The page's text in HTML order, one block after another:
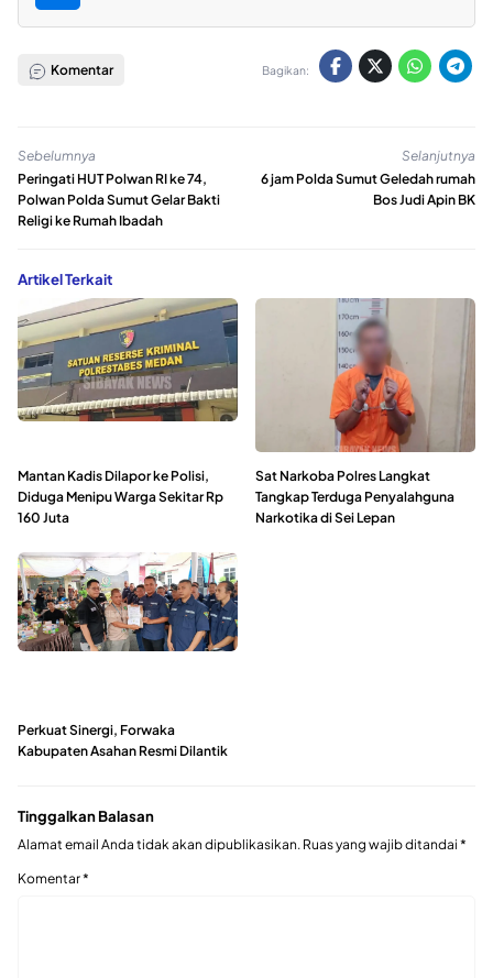
Komentar Bagikan:
Sebelumnya
Peringati HUT Polwan RI ke 74,
Polwan Polda Sumut Gelar Bakti
Religi ke Rumah Ibadah
Selanjutnya
6 jam Polda Sumut Geledah rumah
Bos Judi Apin BK
Artikel Terkait
Mantan Kadis Dilapor ke Polisi,
Diduga Menipu Warga Sekitar Rp
160 Juta
Sat Narkoba Polres Langkat
Tangkap Terduga Penyalahguna
Narkotika di Sei Lepan
Perkuat Sinergi, Forwaka
Kabupaten Asahan Resmi Dilantik
Tinggalkan Balasan
Alamat email Anda tidak akan dipublikasikan. Ruas yang wajib ditandai *
Komentar*